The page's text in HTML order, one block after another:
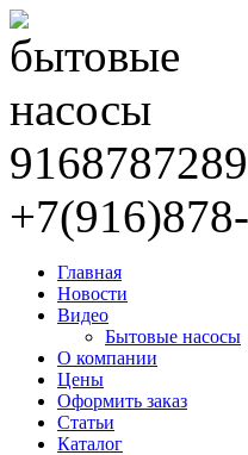
Главная
Новости
Видео
Бытовые насосы
О компании
Цены
Оформить заказ
Статьи
Каталог